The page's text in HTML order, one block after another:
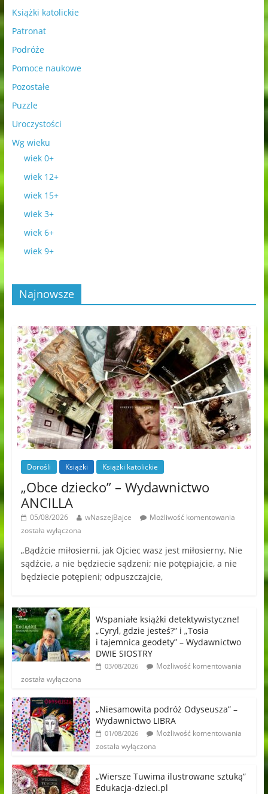
Książki katolickie
Patronat
Podróże
Pomoce naukowe
Pozostałe
Puzzle
Uroczystości
Wg wieku
wiek 0+
wiek 12+
wiek 15+
wiek 3+
wiek 6+
wiek 9+
Najnowsze
Dorośli Książki Książki katolickie
„Obce dziecko” – Wydawnictwo
ANCILLA
05/08/2026 wNaszejBajce
Możliwość komentowania
została wyłączona
„Bądźcie miłosierni, jak Ojciec wasz jest miłosierny. Nie
sądźcie, a nie będziecie sądzeni; nie potępiajcie, a nie
będziecie potępieni; odpuszczajcie,
Wspaniałe książki detektywistyczne!
„Cyryl, gdzie jesteś?” i „Tosia
i tajemnica geodety” – Wydawnictwo
DWIE SIOSTRY
03/08/2026
Możliwość komentowania
została wyłączona
„Niesamowita podróż Odyseusza” –
Wydawnictwo LIBRA
01/08/2026
Możliwość komentowania
została wyłączona
„Wiersze Tuwima ilustrowane sztuką”
Edukacja-dzieci.pl